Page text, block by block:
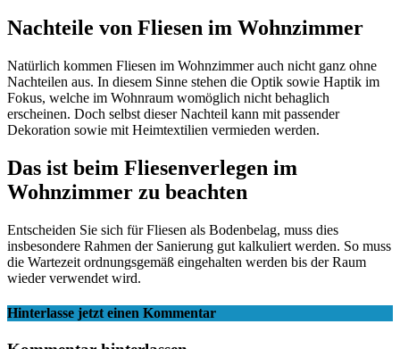
Nachteile von Fliesen im Wohnzimmer
Natürlich kommen Fliesen im Wohnzimmer auch nicht ganz ohne
Nachteilen aus. In diesem Sinne stehen die Optik sowie Haptik im
Fokus, welche im Wohnraum womöglich nicht behaglich
erscheinen. Doch selbst dieser Nachteil kann mit passender
Dekoration sowie mit Heimtextilien vermieden werden.
Das ist beim Fliesenverlegen im
Wohnzimmer zu beachten
Entscheiden Sie sich für Fliesen als Bodenbelag, muss dies
insbesondere Rahmen der Sanierung gut kalkuliert werden. So muss
die Wartezeit ordnungsgemäß eingehalten werden bis der Raum
wieder verwendet wird.
Hinterlasse jetzt einen Kommentar